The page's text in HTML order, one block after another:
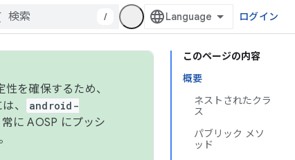
/ ログイン
このページの内容
概要
ネストされたクラ
ス
パブリック メソ
ッド
を確保するため、
、
android-
に AOSP にプッシ